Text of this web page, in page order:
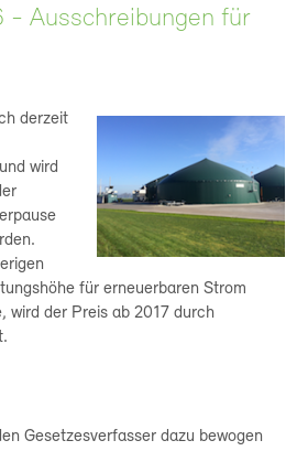
- Ausschreibungen für
derzeit
wird
für erneuerbaren Strom
wird der Preis ab 2017 durch
Gesetzesverfasser dazu bewogen